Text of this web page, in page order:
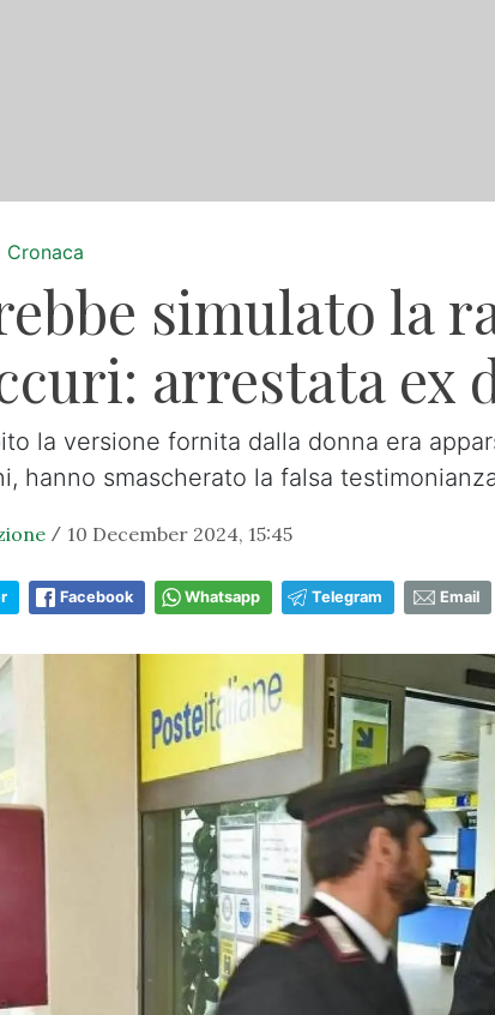
Cronaca
simulato la
arrestata ex
la versione fornita dalla donna era
hanno smascherato la falsa
/ 10 December 2024, 15:45
Facebook Whatsapp Telegram Email